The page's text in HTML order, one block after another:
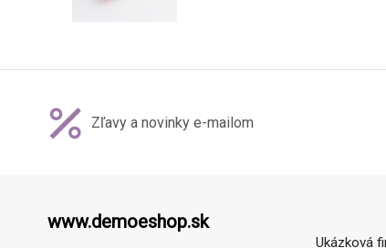
Zľavy a novinky e-mailom
www.demoeshop.sk
Ukázková